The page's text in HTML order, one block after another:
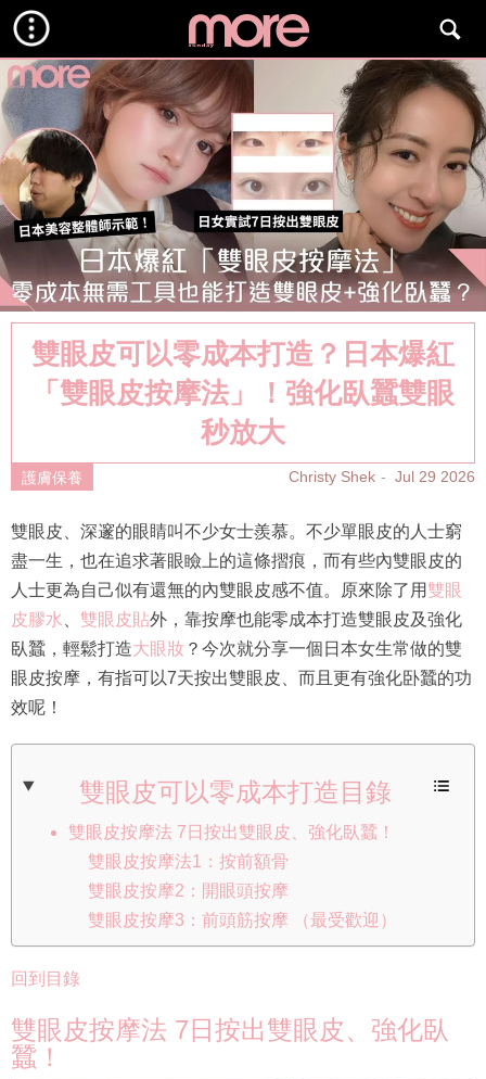
雙眼皮可以零成本打造？日本爆紅
「雙眼皮按摩法」！強化臥蠶雙眼
秒放大
護膚保養 Christy Shek Jul 29 2026
雙眼皮、深邃的眼睛叫不少女士羨慕。不少單眼皮的人士窮
盡一生，也在追求著眼瞼上的這條摺痕，而有些內雙眼皮的
人士更為自己似有還無的內雙眼皮感不值。原來除了用雙眼
皮膠水
雙眼皮貼外，靠按摩也能零成本打造雙眼皮及強化
臥蠶，輕鬆打造大眼妝 ？今次就分享一個日本女生常做的雙
眼皮按摩，有指可以7天按出雙眼皮、而且更有強化卧蠶的功
效呢！
雙眼皮可以零成本打造目錄
雙眼皮按摩法 7日按出雙眼皮、強化臥蠶！
雙眼皮按摩法1：按前額骨
雙眼皮按摩2：開眼頭按摩
雙眼皮按摩3：前頭筋按摩 （最受歡迎）
回到目錄
雙眼皮按摩法 7日按出雙眼皮、強化臥
蠶！